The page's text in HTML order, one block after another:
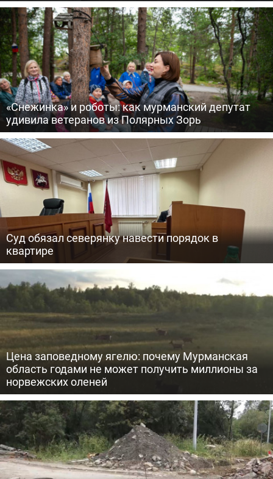
«Снежинка» и роботы: как мурманский депутат
удивила ветеранов из Полярных Зорь
Суд обязал северянку навести порядок в
квартире
Цена заповедному ягелю: почему Мурманская
область годами не может получить миллионы за
норвежских оленей